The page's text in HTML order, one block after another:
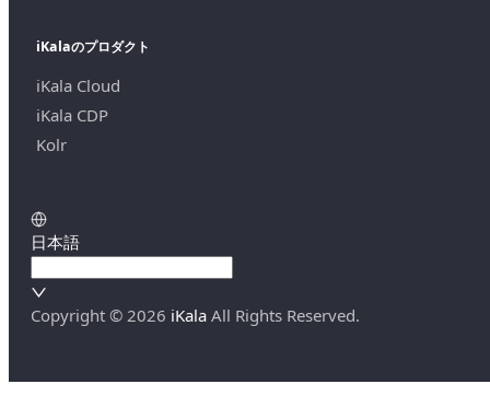
iKalaのプロダクト
iKala Cloud
iKala CDP
Kolr
日本語
Copyright © 2026 iKala All Rights Reserved.